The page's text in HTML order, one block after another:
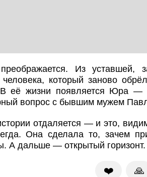
Из уставшей,
который заново
её жизни появляется Юра —
вопрос с бывшим мужем
отдаляется — и это,
Она сделала то, зачем
А дальше — открытый горизонт.
❤️ 🙏